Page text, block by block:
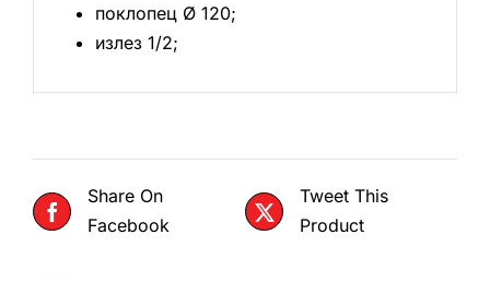
поклопец Ø 120;
излез 1/2;
Share On
Facebook
Tweet This
Product